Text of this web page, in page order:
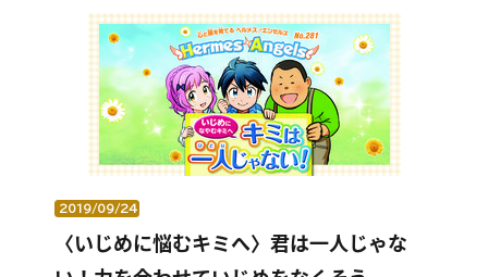
2019/09/24
〈いじめに悩むキミへ〉君は一人じゃな